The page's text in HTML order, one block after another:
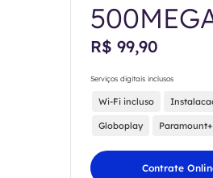
R$ 99,90
Serviços digitais inclusos
Wi-Fi incluso
Globoplay Paramount+
Contrate